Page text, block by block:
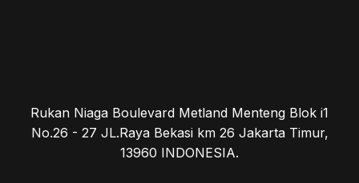
Rukan Niaga Boulevard Metland Menteng Blok i1
No.26 - 27 JL.Raya Bekasi km 26 Jakarta Timur,
13960 INDONESIA.